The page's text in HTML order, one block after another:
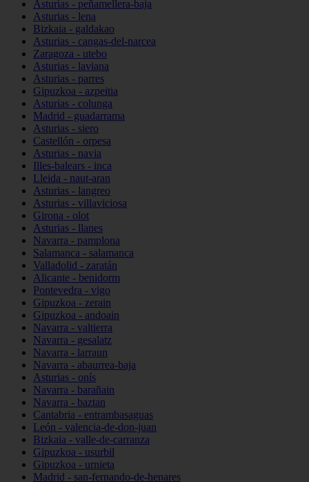
Asturias - peñamellera-baja
Asturias - lena
Bizkaia - galdakao
Asturias - cangas-del-narcea
Zaragoza - utebo
Asturias - laviana
Asturias - parres
Gipuzkoa - azpeitia
Asturias - colunga
Madrid - guadarrama
Asturias - siero
Castellón - orpesa
Asturias - navia
Illes-balears - inca
Lleida - naut-aran
Asturias - langreo
Asturias - villaviciosa
Girona - olot
Asturias - llanes
Navarra - pamplona
Salamanca - salamanca
Valladolid - zaratán
Alicante - benidorm
Pontevedra - vigo
Gipuzkoa - zerain
Gipuzkoa - andoain
Navarra - valtierra
Navarra - gesalatz
Navarra - larraun
Navarra - abaurrea-baja
Asturias - onís
Navarra - barañain
Navarra - baztan
Cantabria - entrambasaguas
León - valencia-de-don-juan
Bizkaia - valle-de-carranza
Gipuzkoa - usurbil
Gipuzkoa - urnieta
Madrid - san-fernando-de-henares